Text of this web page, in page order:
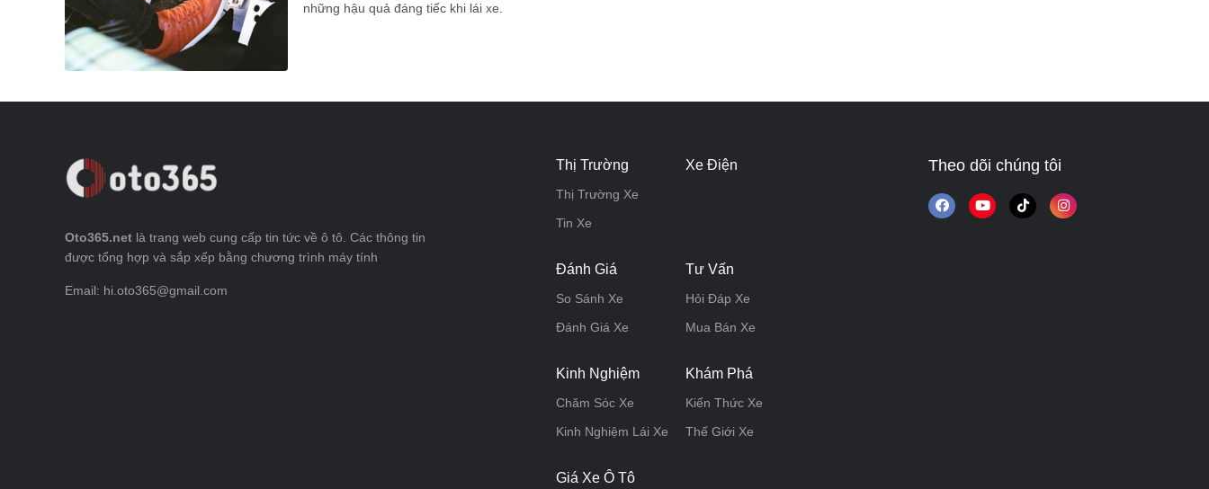
những hậu quả đáng tiếc khi lái xe.
Oto365.net là trang web cung cấp tin tức về ô tô. Các thông tin
được tổng hợp và sắp xếp bằng chương trình máy tính
Email: hi.oto365@gmail.com
Thị Trường
Thị Trường Xe
Tin Xe
Xe Điện
Đánh Giá
So Sánh Xe
Đánh Giá Xe
Tư Vấn
Hỏi Đáp Xe
Mua Bán Xe
Kinh Nghiệm
Chăm Sóc Xe
Kinh Nghiệm Lái Xe
Khám Phá
Kiến Thức Xe
Thế Giới Xe
Giá Xe Ô Tô
Theo dõi chúng tôi